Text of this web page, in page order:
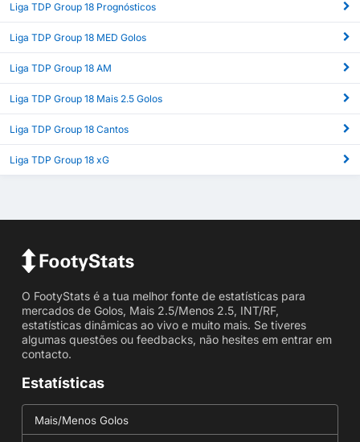
Liga TDP Group 18 Prognósticos
Liga TDP Group 18 MED Golos
Liga TDP Group 18 AM
Liga TDP Group 18 Mais 2.5 Golos
Liga TDP Group 18 Cantos
Liga TDP Group 18 xG
O FootyStats é a tua melhor fonte de estatísticas para
mercados de Golos, Mais 2.5/Menos 2.5, INT/RF,
estatísticas dinâmicas ao vivo e muito mais. Se tiveres
algumas questões ou feedbacks, não hesites em entrar em
contacto.
Estatísticas
Mais/Menos Golos